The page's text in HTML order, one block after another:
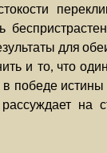
для
и то, что
победе
на